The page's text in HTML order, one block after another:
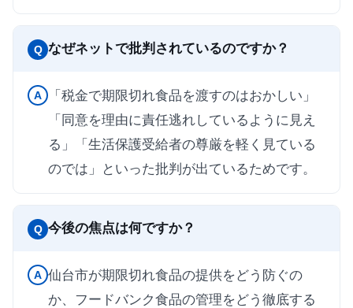
Q なぜネットで批判されているのですか？
A
「税金で期限切れ食品を渡すのはおかしい」
「同意を理由に責任逃れしているように見え
る」「生活保護受給者の尊厳を軽く見ている
のでは」といった批判が出ているためです。
Q 今後の焦点は何ですか？
A 仙台市が期限切れ食品の提供をどう防ぐの
か、フードバンク食品の管理をどう徹底する